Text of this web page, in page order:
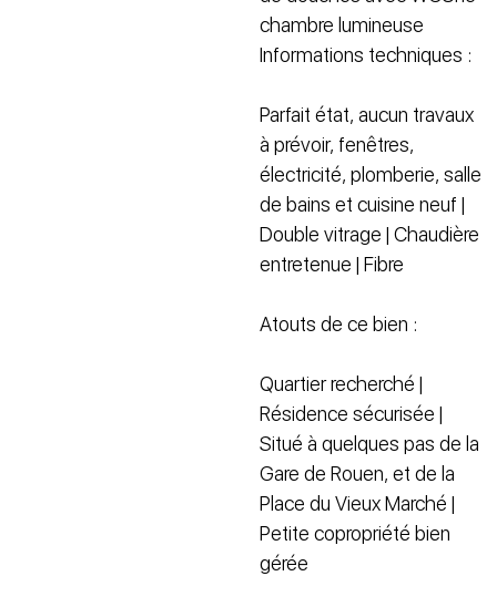
chambre lumineuse
Informations techniques :
Parfait état, aucun travaux
à prévoir, fenêtres,
électricité, plomberie, salle
de bains et cuisine neuf |
Double vitrage | Chaudière
entretenue | Fibre
Atouts de ce bien :
Quartier recherché |
Résidence sécurisée |
Situé à quelques pas de la
Gare de Rouen, et de la
Place du Vieux Marché |
Petite copropriété bien
gérée